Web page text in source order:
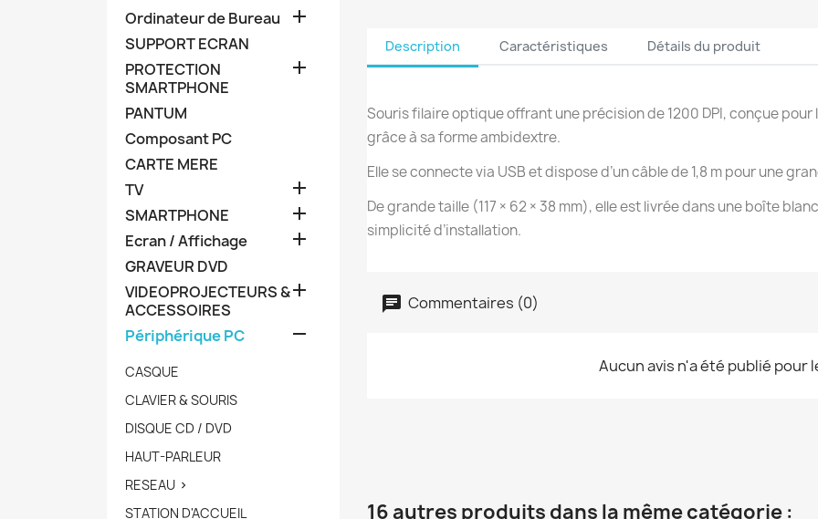
Ordinateur de Bureau

SUPPORT ECRAN
PROTECTION
SMARTPHONE

PANTUM
Composant PC
CARTE MERE
TV

SMARTPHONE 
Ecran / Affichage 
GRAVEUR DVD
VIDEOPROJECTEURS &
ACCESSOIRES

Périphérique PC 
CASQUE
CLAVIER & SOURIS
DISQUE CD / DVD
HAUT-PARLEUR
RESEAU 
STATION D'ACCUEIL
Description Caractéristiques Détails du produit
Souris filaire optique offrant une précision de 1200 DPI, conçue
grâce à sa forme ambidextre.
Elle se connecte via USB et dispose d’un câble de 1,8 m pour une
De grande taille (117 × 62 × 38 mm), elle est livrée dans une boîte
simplicité d’installation.
Commentaires (0)
Aucun avis n'a été publié pour
16 autres produits dans la même catégorie :